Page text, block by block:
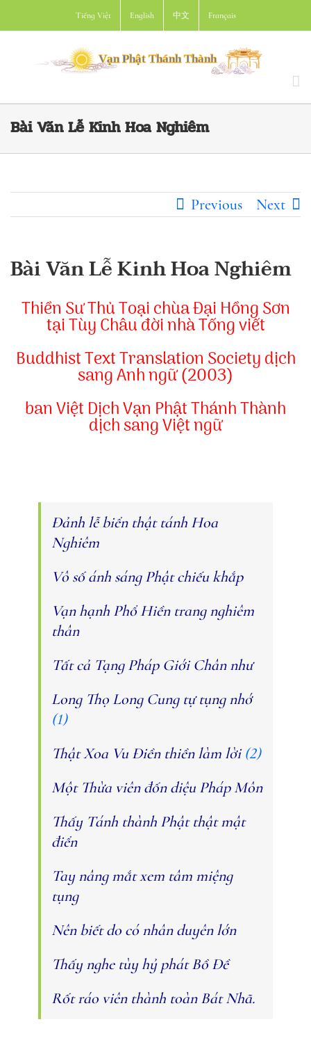
to
Tiếng Việt English 中文 Français
Bài Văn Lễ Kinh Hoa Nghiêm
Previous Next
Bài Văn Lễ Kinh Hoa Nghiêm
Thiền Sư Thủ Toại chùa Đại Hồng Sơn
tại Tùy Châu đời nhà Tống viết
Buddhist Text Translation Society dịch
sang Anh ngữ (2003)
ban Việt Dịch Vạn Phật Thánh Thành
dịch sang Việt ngữ
Đảnh lễ biển thật tánh Hoa
Nghiêm
Vô số ánh sáng Phật chiếu khắp
Vạn hạnh Phổ Hiền trang nghiêm
thân
Tất cả Tạng Pháp Giới Chân như
Long Thọ Long Cung tự tụng nhớ
(1)
Thật Xoa Vu Điền thiền làm lời (2)
Một Thừa viên đốn diệu Pháp Môn
Thấy Tánh thành Phật thật mật
điển
Tay nâng mắt xem tâm miệng
tụng
Nên biết do có nhân duyên lớn
Thấy nghe tùy hỷ phát Bồ Đề
Rốt ráo viên thành toàn Bát Nhã.